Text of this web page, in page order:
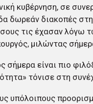
κυβέρνηση, σε
δωρεάν διακοπές
τις έχασαν λόγω
μιλώντας
σήμερα είναι πιο
τόνισε στη
υπόλοιπους